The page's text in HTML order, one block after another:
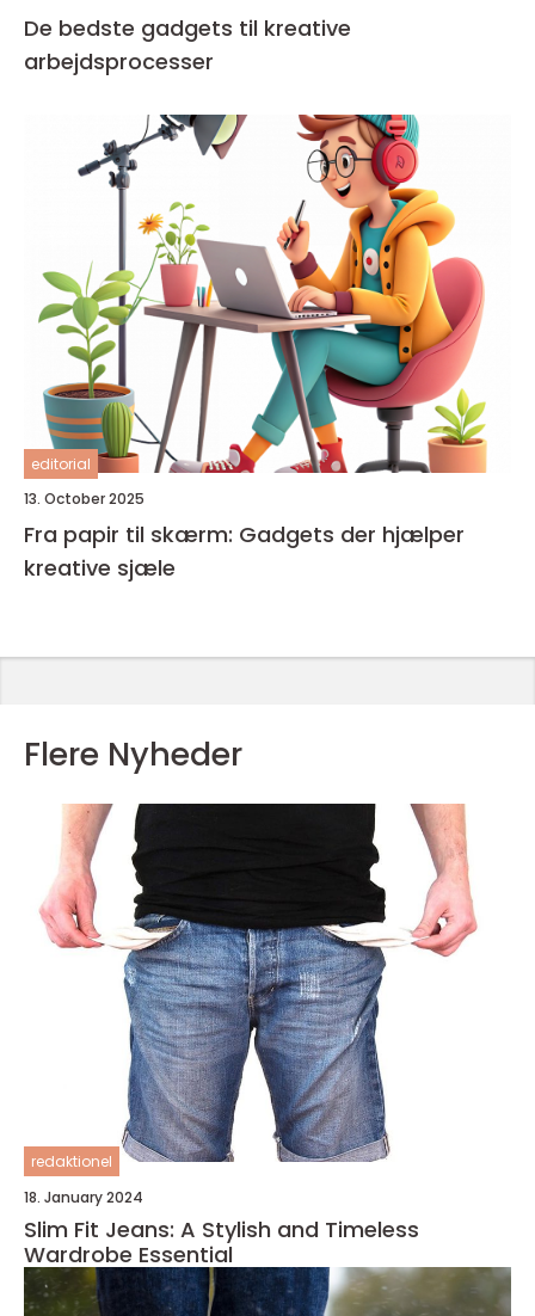
De bedste gadgets til kreative
arbejdsprocesser
editorial
13. October 2025
Fra papir til skærm: Gadgets der hjælper
kreative sjæle
Flere Nyheder
redaktionel
18. January 2024
Slim Fit Jeans: A Stylish and Timeless
Wardrobe Essential